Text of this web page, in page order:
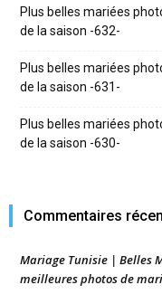
Plus belles mariées
de la saison -632-
Plus belles mariées
de la saison -631-
Plus belles mariées
de la saison -630-
Commentaires
Mariage Tunisie | Belles
meilleures photos de